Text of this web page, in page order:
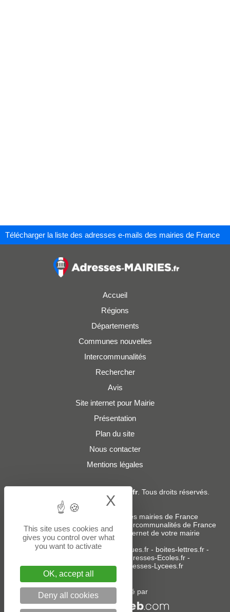
Télécharger la liste des adresses e-mails des mairies de France
Accueil
Régions
Départements
Communes nouvelles
Intercommunalités
Rechercher
Avis
Site internet pour Mairie
Présentation
Plan du site
Nous contacter
Mentions légales
Adresses-Mairies.fr. Tous droits réservés.
Services :
Liste des adresses e-mails des mairies de France
Liste des adresses e-mails des intercommunalités de France
-Création ou refonte du site internet de votre mairie
Sites partenaires:donneespubliques.fr- boites-lettres.fr-
Adresses-Ecoles.fr -
Adresses-Colleges.fr- Adresses-Lycees.fr
Un service édité par
This site uses cookies and
gives you control over what
you want to activate
OK, accept all
Deny all cookies
X